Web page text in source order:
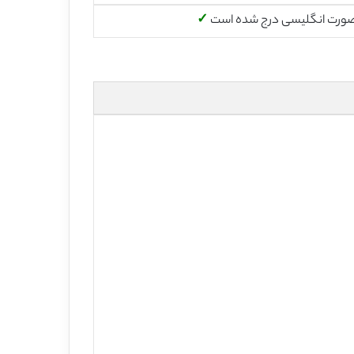
انگلیسی درج شده است ✓